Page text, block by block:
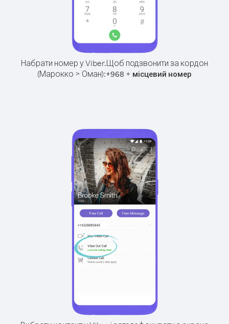
Набрати номер у Viber.Щоб подзвонити за кордон
(Марокко > Оман):+968 + місцевий номер